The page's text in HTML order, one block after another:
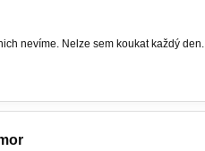
nevíme. Nelze sem koukat každý den.